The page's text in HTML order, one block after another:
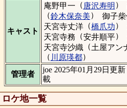
キャスト
庵野甲一 （ 唐沢寿明 ）
（鈴木保奈美） 御子
天宮寺丈洋（橋爪功）
天宮寺務 （安井順平）
天宮寺沙織 （土屋アン
（ 川原瑛都）
管理者
joe 2025年01月29日更
載
ロケ地一覧